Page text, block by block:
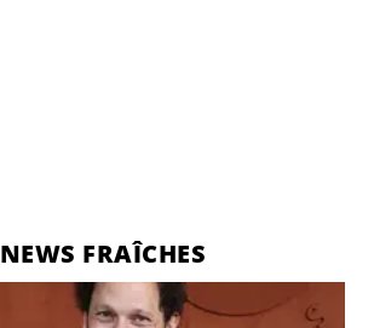
NEWS FRAÎCHES